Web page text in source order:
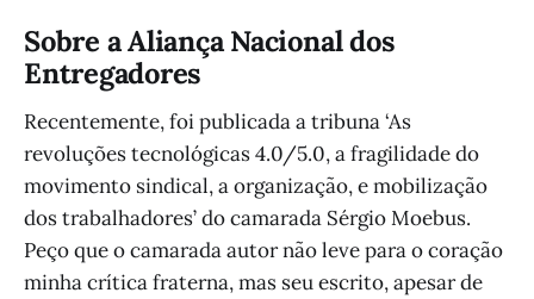
Sobre a Aliança Nacional dos
Entregadores
Recentemente, foi publicada a tribuna ‘As
revoluções tecnológicas 4.0/5.0, a fragilidade do
movimento sindical, a organização, e mobilização
dos trabalhadores’ do camarada Sérgio Moebus.
Peço que o camarada autor não leve para o coração
minha crítica fraterna, mas seu escrito, apesar de